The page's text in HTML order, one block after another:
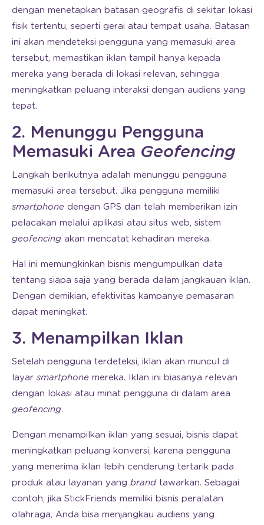
dengan menetapkan batasan geografis di sekitar lokasi
fisik tertentu, seperti gerai atau tempat usaha. Batasan
ini akan mendeteksi pengguna yang memasuki area
tersebut, memastikan iklan tampil hanya kepada
mereka yang berada di lokasi relevan, sehingga
meningkatkan peluang interaksi dengan audiens yang
tepat.
2. Menunggu Pengguna
Memasuki Area Geofencing
Langkah berikutnya adalah menunggu pengguna
memasuki area tersebut. Jika pengguna memiliki
smartphone dengan GPS dan telah memberikan izin
pelacakan melalui aplikasi atau situs web, sistem
geofencing akan mencatat kehadiran mereka.
Hal ini memungkinkan bisnis mengumpulkan data
tentang siapa saja yang berada dalam jangkauan iklan.
Dengan demikian, efektivitas kampanye pemasaran
dapat meningkat.
3. Menampilkan Iklan
Setelah pengguna terdeteksi, iklan akan muncul di
layar smartphone mereka. Iklan ini biasanya relevan
dengan lokasi atau minat pengguna di dalam area
geofencing.
Dengan menampilkan iklan yang sesuai, bisnis dapat
meningkatkan peluang konversi, karena pengguna
yang menerima iklan lebih cenderung tertarik pada
produk atau layanan yang brand tawarkan. Sebagai
contoh, jika StickFriends memiliki bisnis peralatan
olahraga, Anda bisa menjangkau audiens yang